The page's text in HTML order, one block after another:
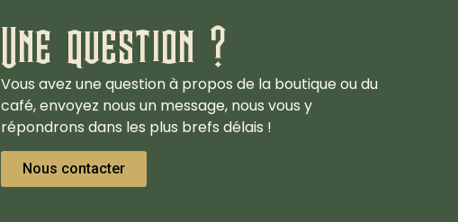
Une question ?
Vous avez une question à propos de la boutique ou du
café, envoyez nous un message, nous vous y
répondrons dans les plus brefs délais !
Nous contacter